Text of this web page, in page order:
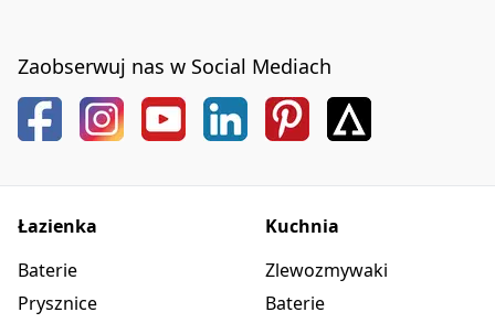
Zaobserwuj nas w Social Mediach
Łazienka
Baterie
Prysznice
Kuchnia
Zlewozmywaki
Baterie